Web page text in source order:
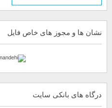
نشان ها و مجوز های خاص فایل
درگاه های بانکی سایت